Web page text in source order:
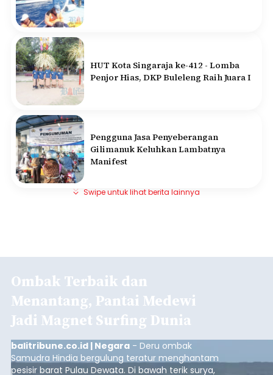
HUT Kota Singaraja ke-412 - Lomba
Penjor Hias, DKP Buleleng Raih Juara I
Pengguna Jasa Penyeberangan
Gilimanuk Keluhkan Lambatnya
Manifest
Swipe untuk lihat berita lainnya
Ombak Terbaik dan
Menantang, Pantai Medewi
Jadi Magnet Surfing Dunia
balitribune.co.id | Negara - Deru ombak
Samudra Hindia bergulung teratur menghantam
pesisir barat Pulau Dewata. Di bawah terik surya,